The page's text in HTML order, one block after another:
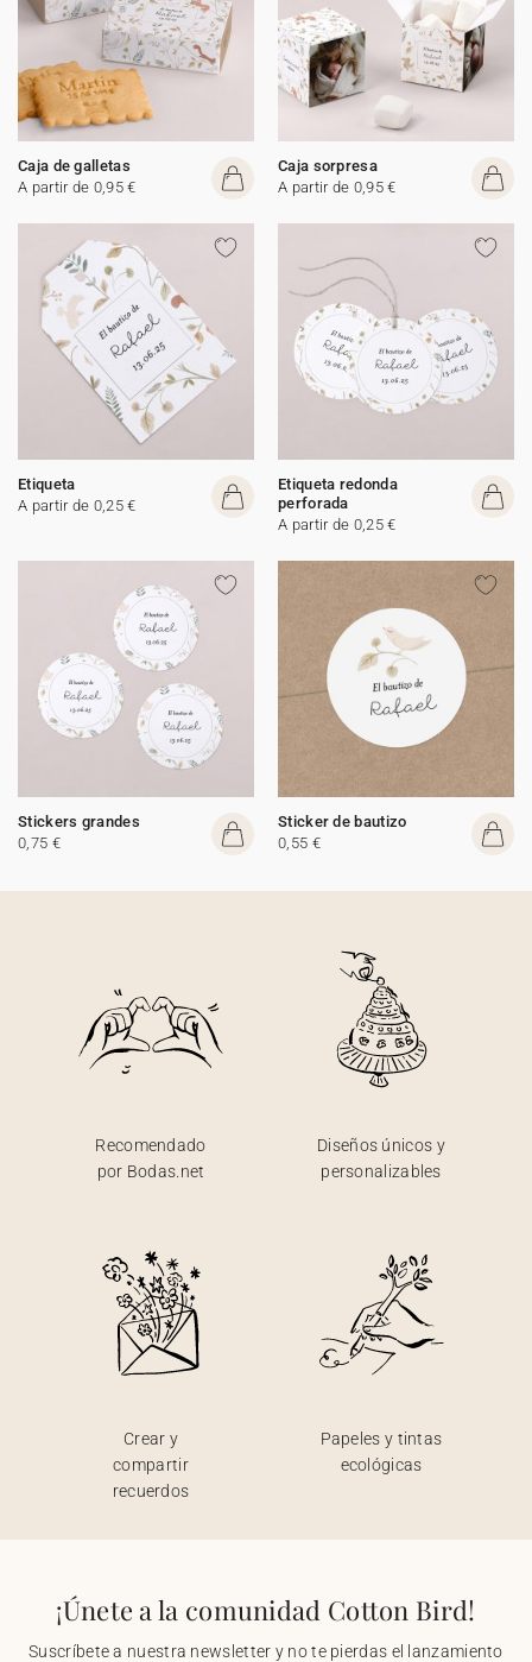
Caja de galletas
A partir de 0,95 €
Caja sorpresa
A partir de 0,95 €
Etiqueta
A partir de 0,25 €
Etiqueta redonda
perforada
A partir de 0,25 €
Stickers grandes
0,75 €
Sticker de bautizo
0,55 €
Recomendado
por Bodas.net
Diseños únicos y
personalizables
Crear y
compartir
recuerdos
Papeles y tintas
ecológicas
¡Únete a la comunidad Cotton Bird!
Suscríbete a nuestra newsletter y no te pierdas el lanzamiento